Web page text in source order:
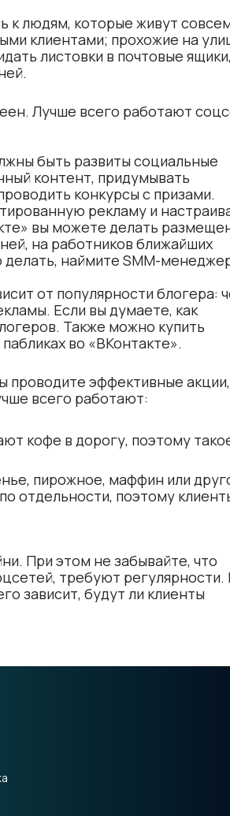
к людям, которые живут
клиентами; прохожие на
листовки в почтовые ящики,
Лучше всего работают
быть развиты социальные
контент, придумывать
конкурсы с призами.
рекламу и
вы можете делать
на работников ближайших
наймите SMM-
от популярности блогера:
Если вы думаете, как
Также можно купить
во «ВКонтакте».
эффективные акции,
всего работают:
кофе в дорогу, поэтому
пирожное, маффин или
отдельности, поэтому
При этом не забывайте, что
требуют регулярности.
зависит, будут ли клиенты